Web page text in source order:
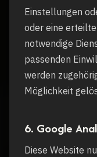
Einstellungen
oder eine
notwendige
passenden
werden
Möglichkeit
6. Google
Diese Website